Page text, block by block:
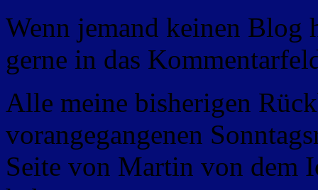
Wenn jemand keinen Blog
gerne in das
Alle meine bisherigen
vorangegangenen
Seite von Martin von dem